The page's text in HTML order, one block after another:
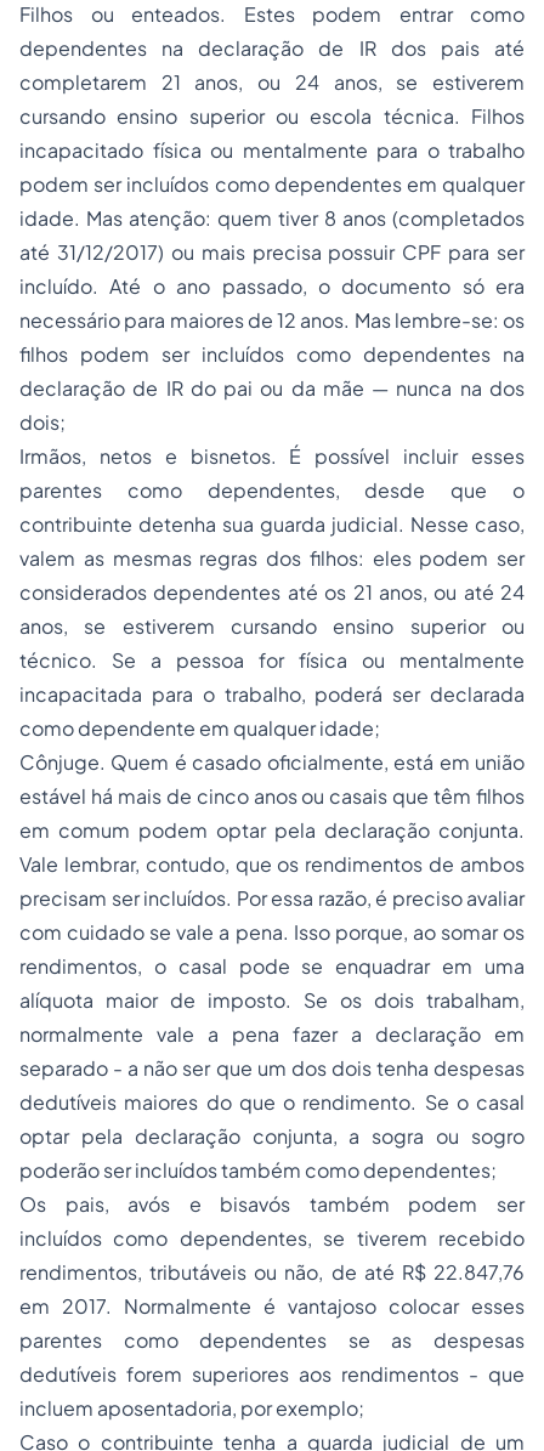
Filhos ou enteados. Estes podem entrar como
dependentes na declaração de IR dos pais até
completarem 21 anos, ou 24 anos, se estiverem
cursando ensino superior ou escola técnica. Filhos
incapacitado física ou mentalmente para o trabalho
podem ser incluídos como dependentes em qualquer
idade. Mas atenção: quem tiver 8 anos (completados
até 31/12/2017) ou mais precisa possuir CPF para ser
incluído. Até o ano passado, o documento só era
necessário para maiores de 12 anos. Mas lembre-se: os
filhos podem ser incluídos como dependentes na
declaração de IR do pai ou da mãe — nunca na dos
dois;
Irmãos, netos e bisnetos. É possível incluir esses
parentes como dependentes, desde que o
contribuinte detenha sua guarda judicial. Nesse caso,
valem as mesmas regras dos filhos: eles podem ser
considerados dependentes até os 21 anos, ou até 24
anos, se estiverem cursando ensino superior ou
técnico. Se a pessoa for física ou mentalmente
incapacitada para o trabalho, poderá ser declarada
como dependente em qualquer idade;
Cônjuge. Quem é casado oficialmente, está em união
estável há mais de cinco anos ou casais que têm filhos
em comum podem optar pela declaração conjunta.
Vale lembrar, contudo, que os rendimentos de ambos
precisam ser incluídos. Por essa razão, é preciso avaliar
com cuidado se vale a pena. Isso porque, ao somar os
rendimentos, o casal pode se enquadrar em uma
alíquota maior de imposto. Se os dois trabalham,
normalmente vale a pena fazer a declaração em
separado - a não ser que um dos dois tenha despesas
dedutíveis maiores do que o rendimento. Se o casal
optar pela declaração conjunta, a sogra ou sogro
poderão ser incluídos também como dependentes;
Os pais, avós e bisavós também podem ser
incluídos como dependentes, se tiverem recebido
rendimentos, tributáveis ou não, de até R$ 22.847,76
em 2017. Normalmente é vantajoso colocar esses
parentes como dependentes se as despesas
dedutíveis forem superiores aos rendimentos - que
incluem aposentadoria, por exemplo;
Caso o contribuinte tenha a guarda judicial de um